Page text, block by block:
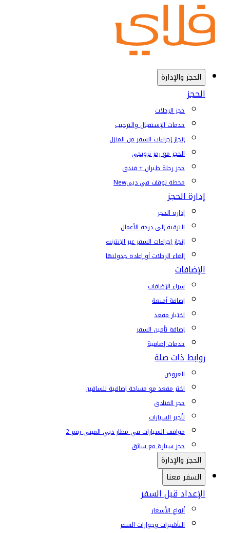
الحجز والإدارة
الحجز
حجز الرحلات
خدمات الإستقبال والترحيب
إنجاز إجراءات السفر من المنزل
الحجز مع رمز ترويجي
حجز رحلة طيران + فندق
محطة توقف في دبيNew
إدارة الحجز
إدارة الحجز
الترقية إلى درجة الأعمال
إنجاز إجراءات السفر عبر الإنترنت
إلغاء الرحلات أو إعادة جدولتها
الإضافات
شراء الإضافات
إضافة أمتعة
اختيار مقعد
إضافة تأمين السفر
خدمات إضافية
روابط ذات صلة
العروض
اختر مقعد مع مساحة إضافية للساقين
حجز الفنادق
تأجير السيارات
مواقف السيارات في مطار دبي المبنى رقم 2
حجز سيارة مع سائق
الحجز والإدارة
السفر معنا
الإعداد قبل السفر
أنواع الأسعار
التأشيرات وجوازات السفر